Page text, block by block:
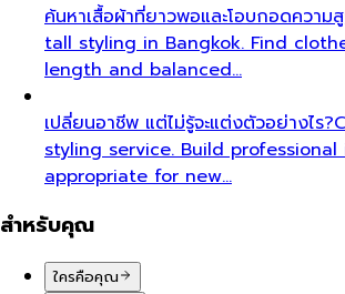
ค้นหาเสื้อผ้าที่ยาวพอและโอบกอดควา
tall styling in Bangkok. Find
length and balanced…
เปลี่ยนอาชีพ แต่ไม่รู้จะแต่งตัวอย่างไร?
styling service. Build professional
appropriate for new…
สำหรับคุณ
ใครคือคุณ